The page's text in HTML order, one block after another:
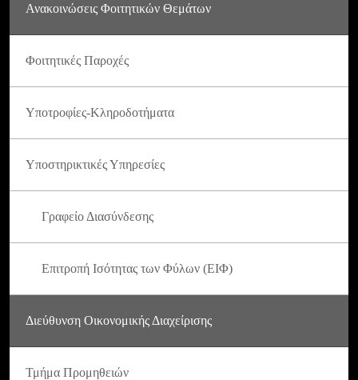
Ανακοινώσεις Φοιτητικών Θεμάτων
Φοιτητικές Παροχές
Υποτροφίες-Κληροδοτήματα
Υποστηρικτικές Υπηρεσίες
Γραφείο Διασύνδεσης
Επιτροπή Ισότητας των Φύλων (ΕΙΦ)
Διεύθυνση Οικονομικής Διαχείρισης
Τμήμα Προμηθειών